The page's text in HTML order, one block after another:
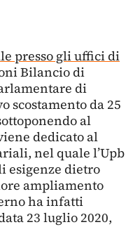
presso gli uffici di
Bilancio di
di
scostamento da 25
al
dedicato al
nel quale l’Upb
esigenze dietro
ampliamento
ha infatti
23 luglio 2020,